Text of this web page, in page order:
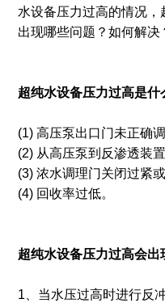
水设备压力过高的情况
出现哪些问题？如何解决
超纯水设备压力过高是什
(1) 高压泵出口门未正确
(2) 从高压泵到反渗透装
(3) 浓水调理门关闭过紧
(4) 回收率过低。
超纯水设备压力过高会出
1、当水压过高时进行反